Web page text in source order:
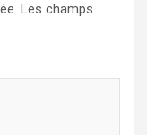
Les champs